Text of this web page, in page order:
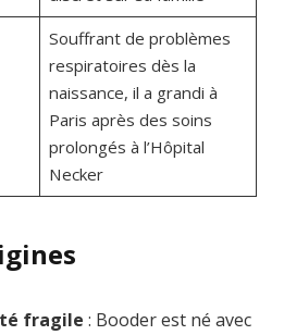
Souffrant de problèmes
respiratoires dès la
naissance, il a grandi à
Paris après des soins
prolongés à l’Hôpital
Necker
fragile : Booder est né avec